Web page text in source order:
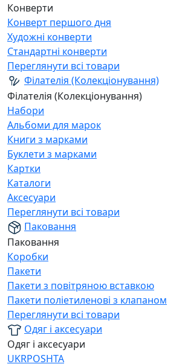
Конверти
Конверт першого дня
Художні конверти
Стандартні конверти
Переглянути всі товари
Філателія (Колекціонування)
Філателія (Колекціонування)
Набори
Альбоми для марок
Книги з марками
Буклети з марками
Картки
Каталоги
Аксесуари
Переглянути всі товари
Паковання
Паковання
Коробки
Пакети
Пакети з повітряною вставкою
Пакети поліетиленові з клапаном
Переглянути всі товари
Одяг і аксесуари
Одяг і аксесуари
UKRPOSHTA